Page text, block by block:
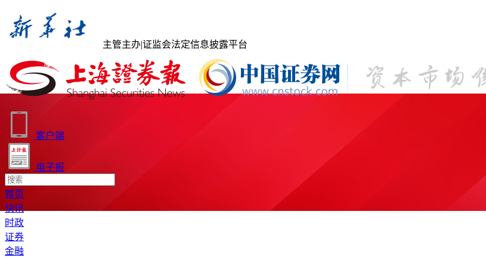
主管主办|证监会法定信息披露平台
客户端
电子报
首页
快讯
时政
证券
金融